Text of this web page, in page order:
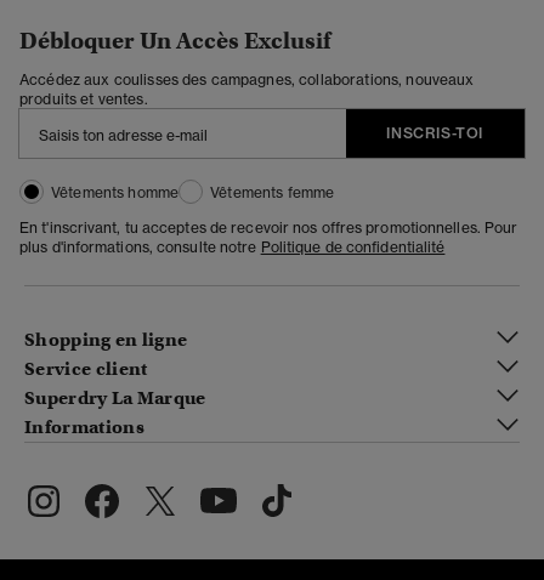
Débloquer Un Accès Exclusif
Accédez aux coulisses des campagnes, collaborations, nouveaux
produits et ventes.
INSCRIS-TOI
Vêtements homme
Vêtements femme
En t'inscrivant, tu acceptes de recevoir nos offres promotionnelles. Pour
plus d'informations, consulte notre Politique de confidentialité
Shopping en ligne
Service client
Superdry La Marque
Informations